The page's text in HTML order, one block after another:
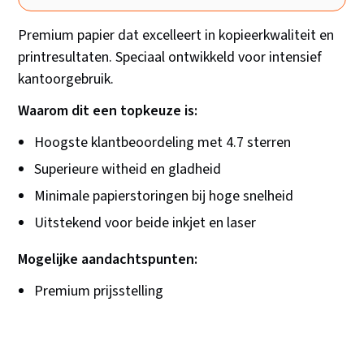
Premium papier dat excelleert in kopieerkwaliteit en
printresultaten. Speciaal ontwikkeld voor intensief
kantoorgebruik.
Waarom dit een topkeuze is:
Hoogste klantbeoordeling met 4.7 sterren
Superieure witheid en gladheid
Minimale papierstoringen bij hoge snelheid
Uitstekend voor beide inkjet en laser
Mogelijke aandachtspunten:
Premium prijsstelling